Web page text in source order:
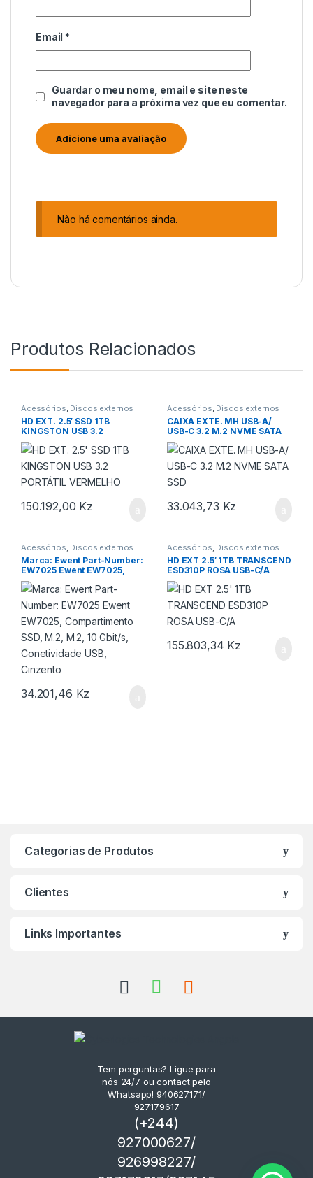
Email *
Guardar o meu nome, email e site neste
navegador para a próxima vez que eu comentar.
Não há comentários ainda.
Produtos Relacionados
Acessórios, Discos externos
HD EXT. 2.5′ SSD 1TB
KINGSTON USB 3.2
PORTÁTIL VERMELHO
150.192,00 Kz
Acessórios, Discos externos
CAIXA EXTE. MH USB-A/
USB-C 3.2 M.2 NVME SATA
SSD
33.043,73 Kz
Acessórios, Discos externos
Marca: Ewent Part-Number:
EW7025 Ewent EW7025,
Compartimento SSD, M.2,
M.2, 10 Gbit/s, Conetividade
USB, Cinzento
34.201,46 Kz
Acessórios, Discos externos
HD EXT 2.5′ 1TB TRANSCEND
ESD310P ROSA USB-C/A
155.803,34 Kz
Categorias de Produtos
Clientes
Links Importantes
Tem perguntas? Ligue para
nós 24/7 ou contact pelo
Whatsapp! 940627171/
927179617
(+244)
927000627/
926998227/